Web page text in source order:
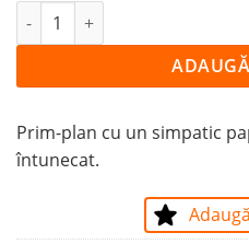
Cantitate Tablou PAPAGAL
Prim-plan cu un simpatic
întunecat.